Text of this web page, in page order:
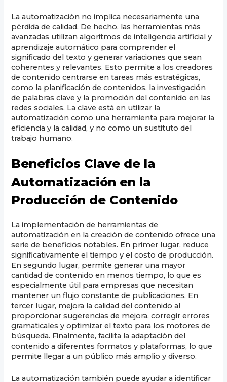
La automatización no implica necesariamente una
pérdida de calidad. De hecho, las herramientas más
avanzadas utilizan algoritmos de inteligencia artificial y
aprendizaje automático para comprender el
significado del texto y generar variaciones que sean
coherentes y relevantes. Esto permite a los creadores
de contenido centrarse en tareas más estratégicas,
como la planificación de contenidos, la investigación
de palabras clave y la promoción del contenido en las
redes sociales. La clave está en utilizar la
automatización como una herramienta para mejorar la
eficiencia y la calidad, y no como un sustituto del
trabajo humano.
Beneficios Clave de la
Automatización en la
Producción de Contenido
La implementación de herramientas de
automatización en la creación de contenido ofrece una
serie de beneficios notables. En primer lugar, reduce
significativamente el tiempo y el costo de producción.
En segundo lugar, permite generar una mayor
cantidad de contenido en menos tiempo, lo que es
especialmente útil para empresas que necesitan
mantener un flujo constante de publicaciones. En
tercer lugar, mejora la calidad del contenido al
proporcionar sugerencias de mejora, corregir errores
gramaticales y optimizar el texto para los motores de
búsqueda. Finalmente, facilita la adaptación del
contenido a diferentes formatos y plataformas, lo que
permite llegar a un público más amplio y diverso.
La automatización también puede ayudar a identificar